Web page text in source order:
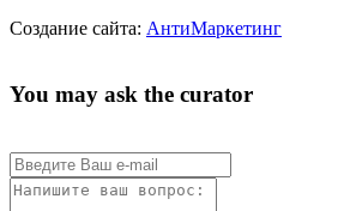
Создание сайта: АнтиМаркетинг
You may ask the curator